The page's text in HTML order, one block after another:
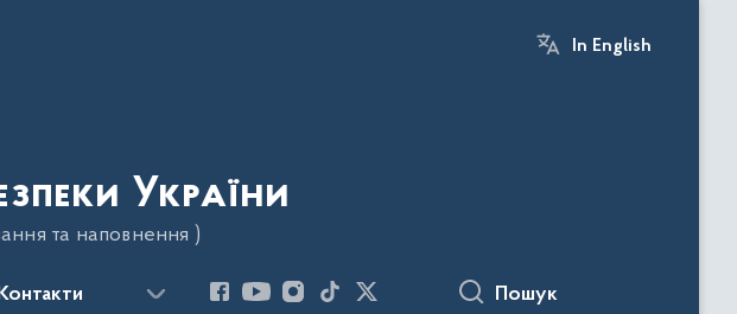
In English
України
та наповнення )
Пошук